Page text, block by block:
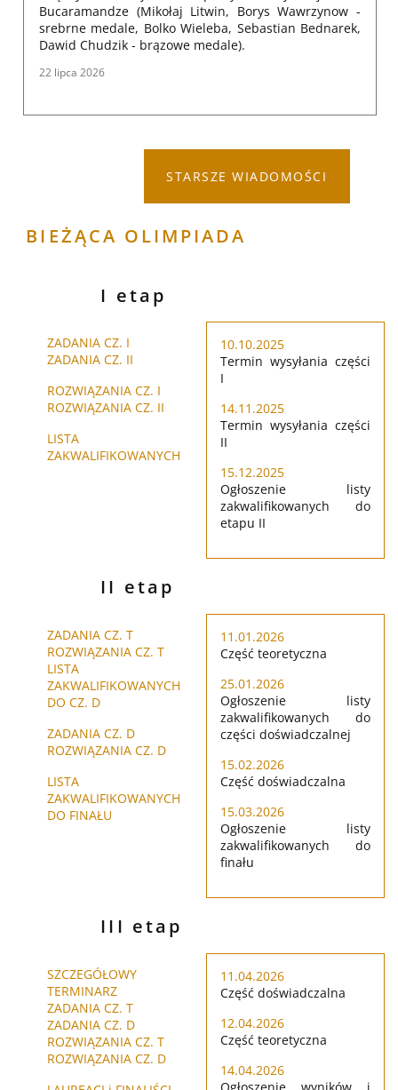
Bucaramandze (Mikołaj Litwin, Borys Wawrzynow -
srebrne medale, Bolko Wieleba, Sebastian Bednarek,
Dawid Chudzik - brązowe medale).
22 lipca 2026
STARSZE WIADOMOŚCI
BIEŻĄCA OLIMPIADA
I etap
ZADANIA CZ. I
ZADANIA CZ. II
ROZWIĄZANIA CZ. I
ROZWIĄZANIA CZ. II
LISTA
ZAKWALIFIKOWANYCH
10.10.2025
Termin wysyłania części
I
14.11.2025
Termin wysyłania części
II
15.12.2025
Ogłoszenie listy
zakwalifikowanych do
etapu II
II etap
ZADANIA CZ. T
ROZWIĄZANIA CZ. T
LISTA
ZAKWALIFIKOWANYCH
DO CZ. D
ZADANIA CZ. D
ROZWIĄZANIA CZ. D
LISTA
ZAKWALIFIKOWANYCH
DO FINAŁU
11.01.2026
Część teoretyczna
25.01.2026
Ogłoszenie listy
zakwalifikowanych do
części doświadczalnej
15.02.2026
Część doświadczalna
15.03.2026
Ogłoszenie listy
zakwalifikowanych do
finału
III etap
SZCZEGÓŁOWY
TERMINARZ
ZADANIA CZ. T
ZADANIA CZ. D
ROZWIĄZANIA CZ. T
ROZWIĄZANIA CZ. D
11.04.2026
Część doświadczalna
12.04.2026
Część teoretyczna
14.04.2026